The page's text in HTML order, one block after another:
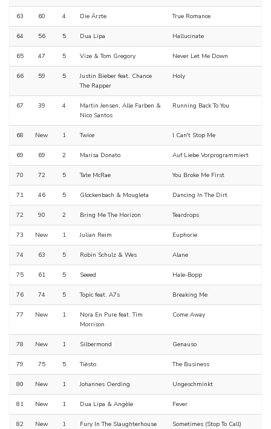
63 60 4 Die Ärzte True Romance
64 56 5 Dua Lipa Hallucinate
65 47 5 Vize & Tom Gregory Never Let Me Down
66 59 5
Justin Bieber feat. Chance
The Rapper
Holy
67 39 4
Martin Jensen, Alle Farben &
Nico Santos
Running Back To You
68 New 1 Twice I Can't Stop Me
69 69 2 Marisa Donato Auf Liebe Vorprogrammiert
70 72 5 Tate McRae You Broke Me First
71 46 5 Glockenbach & Mougleta Dancing In The Dirt
72 90 2 Bring Me The Horizon Teardrops
73 New 1 Julian Reim Euphorie
74 63 5 Robin Schulz & Wes Alane
75 61 5 Seeed Hale-Bopp
76 74 5 Topic feat. A7s Breaking Me
77 New 1
Nora En Pure feat. Tim
Morrison
Come Away
78 New 1 Silbermond Genauso
79 75 5 Tiësto The Business
80 New 1 Johannes Oerding Ungeschminkt
81 New 1 Dua Lipa & Angèle Fever
82 New 1 Fury In The Slaughterhouse Sometimes (Stop To Call)